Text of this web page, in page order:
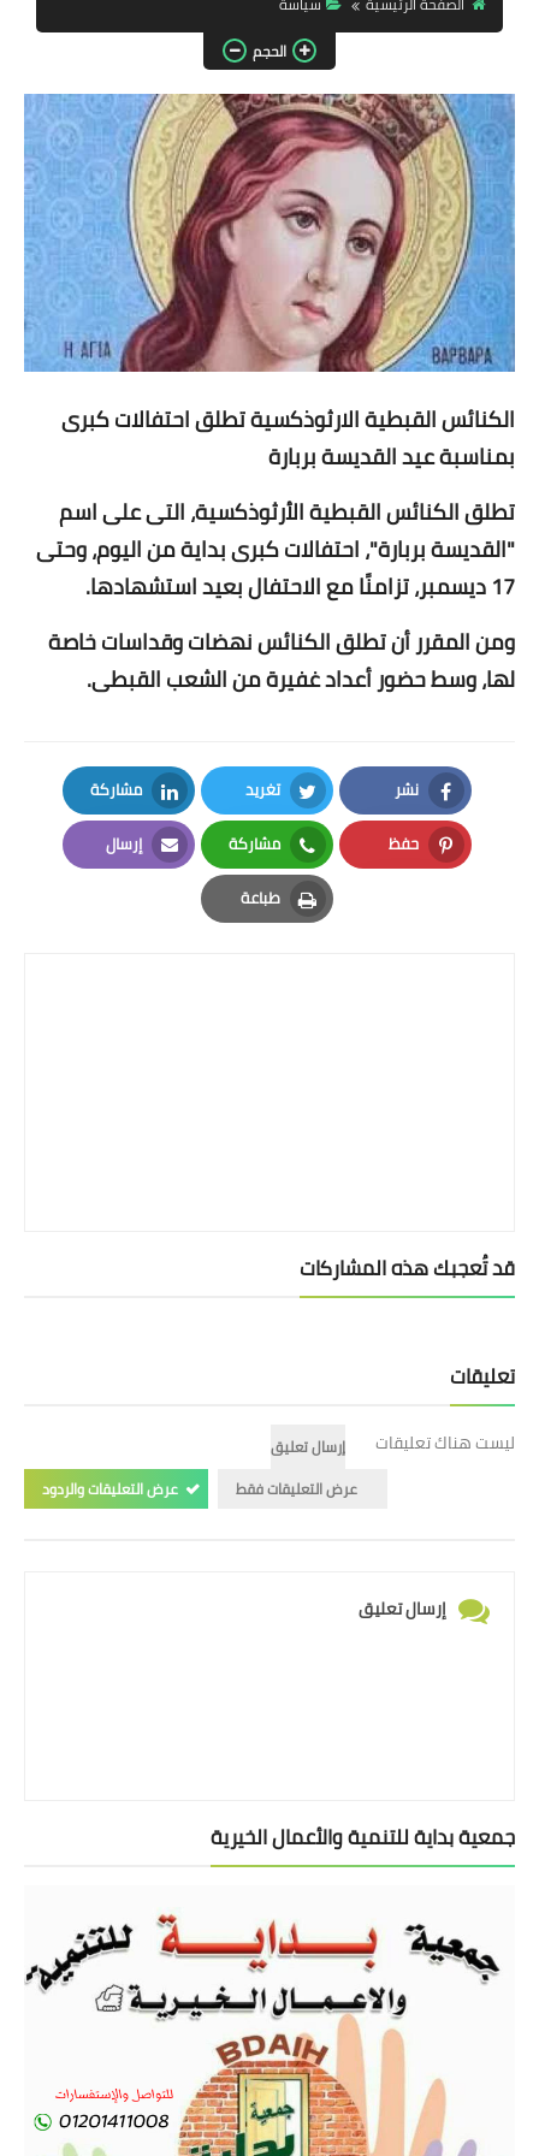
مقالات واراء
محافظات
القاهرة
القليوبية
الجيزة
الاسكندرية
الدقهلية
سوهاج
شمال سيناء
أخبار الرياضة
أخبار الفن
صحة
المزيد
اقتصاد
المرأة والطفل
الحجم
الكنائس القبطية الارثوذكسية تطلق احتفالات كبرى
بمناسبة عيد القديسة بربارة
تطلق الكنائس القبطية الأرثوذكسية، التى على اسم
"القديسة بربارة"، احتفالات كبرى بداية من اليوم، وحتى
17 ديسمبر، تزامنًا مع الاحتفال بعيد استشهادها.
ومن المقرر أن تطلق الكنائس نهضات وقداسات خاصة
لها، وسط حضور أعداد غفيرة من الشعب القبطى.
نشر
Facebook
تغريد
Twitter
مشاركة
LinkedIn
حفظ
Pinterest
مشاركة
Whatsapp
إرسال
Email
طباعة
Print
قد تُعجبك هذه المشاركات
تعليقات
ليست هناك تعليقات
إرسال تعليق
عرض التعليقات فقط
عرض التعليقات والردود
إرسال تعليق
جمعية بداية للتنمية والأعمال الخيرية